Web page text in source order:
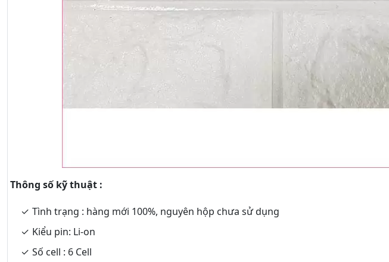
Thông số kỹ thuật :
Tình trạng : hàng mới 100%, nguyên hộp chưa sử dụng
Kiểu pin: Li-on
Số cell : 6 Cell